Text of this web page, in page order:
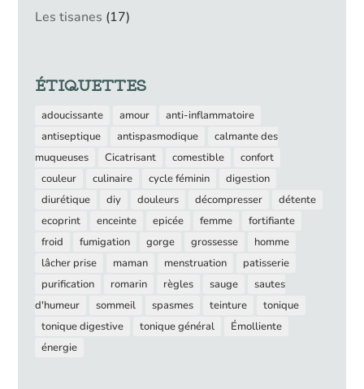
Les tisanes 1717
ÉTIQUETTES
adoucissante amour
anti-inflammatoire
antiseptique
antispasmodique
calmante des
muqueuses
Cicatrisant comestible
confort
couleur
culinaire cycle féminin
digestion
diurétique
diy douleurs décompresser
détente
ecoprint
enceinte epicée femme
fortifiante
froid
fumigation gorge grossesse
homme
lâcher prise
maman menstruation
patisserie
purification
romarin règles sauge
sautes
d'humeur
sommeil spasmes teinture
tonique
tonique digestive
tonique général
Émolliente
énergie